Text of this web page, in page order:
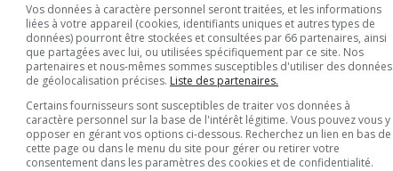
Vos données à caractère personnel seront traitées, et les informations
liées à votre appareil (cookies, identifiants uniques et autres types de
données) pourront être stockées et consultées par 66 partenaires, ainsi
que partagées avec lui, ou utilisées spécifiquement par ce site. Nos
partenaires et nous-mêmes sommes susceptibles d'utiliser des données
de géolocalisation précises. Liste des partenaires.
Certains fournisseurs sont susceptibles de traiter vos données à
caractère personnel sur la base de l'intérêt légitime. Vous pouvez vous y
opposer en gérant vos options ci-dessous. Recherchez un lien en bas de
cette page ou dans le menu du site pour gérer ou retirer votre
consentement dans les paramètres des cookies et de confidentialité.